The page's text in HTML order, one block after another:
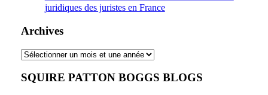
juridiques des juristes en France
Archives
Archives
SQUIRE PATTON BOGGS BLOGS